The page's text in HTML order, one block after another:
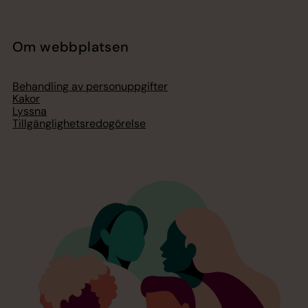
Om webbplatsen
Behandling av personuppgifter
Kakor
Lyssna
Tillgänglighetsredogörelse